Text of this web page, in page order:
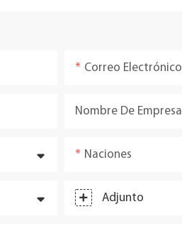
Correo Electrónico
Nombre De Empresa
Naciones
Adjunto